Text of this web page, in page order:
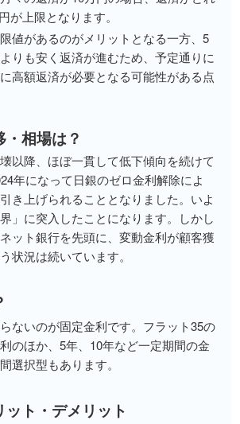
が上限となります。
値があるのがメリットとなる一方、5
りも安く返済が進むため、予定通りに
高額返済が必要となる可能性がある点
相場は？
以降、ほぼ一貫して低下傾向を続けて
年になって日銀のゼロ金利解除によ
き上げられることとなりました。いよ
」に突入したことになります。しかし
ット銀行を先頭に、変動金利が顧客獲
状況は続いています。
ないのが固定金利です。フラット35の
のほか、5年、10年など一定期間の金
選択型もあります。
ト・デメリット